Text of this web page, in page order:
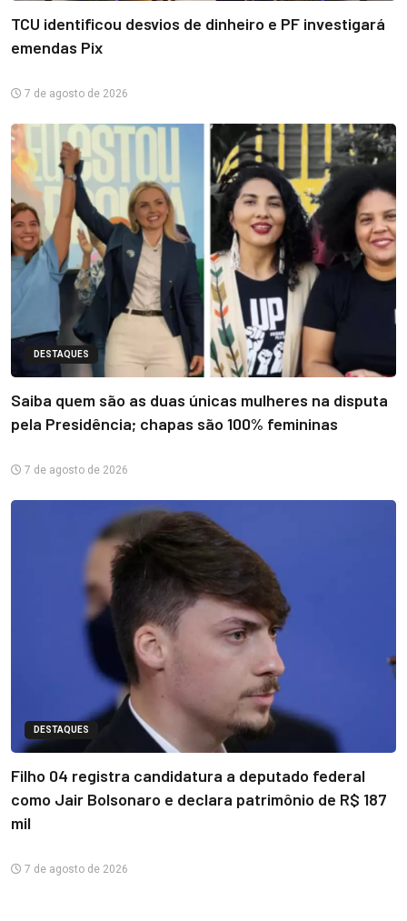
TCU identificou desvios de dinheiro e PF investigará
emendas Pix
7 de agosto de 2026
DESTAQUES
Saiba quem são as duas únicas mulheres na disputa
pela Presidência; chapas são 100% femininas
7 de agosto de 2026
DESTAQUES
Filho 04 registra candidatura a deputado federal
como Jair Bolsonaro e declara patrimônio de R$ 187
mil
7 de agosto de 2026